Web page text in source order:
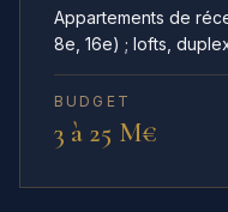
Appartements de
8e, 16e) ; lofts,
BUDGET
3 à 25 M€